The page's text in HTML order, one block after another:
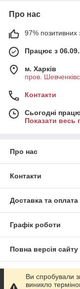
Про нас
97% позитивних
Працює з
м. Харків
пров.
Контакти
Сьогодні
Показати весь
Про нас
Контакти
Доставка та оплата
Графік роботи
Повна версія сайту
Сайт створено на
Ви спробували
виникло